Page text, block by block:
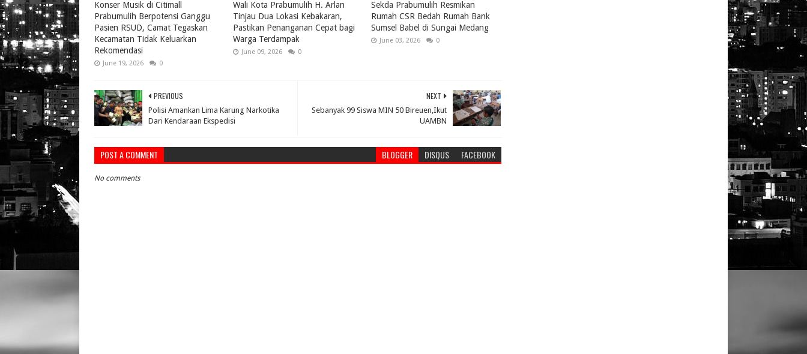
Konser Musik di Citimall
Prabumulih Berpotensi Ganggu
Pasien RSUD, Camat Tegaskan
Kecamatan Tidak Keluarkan
Rekomendasi
June 19, 2026 0
Wali Kota Prabumulih H. Arlan
Tinjau Dua Lokasi Kebakaran,
Pastikan Penanganan Cepat bagi
Warga Terdampak
June 09, 2026 0
Sekda Prabumulih Resmikan
Rumah CSR Bedah Rumah Bank
Sumsel Babel di Sungai Medang
June 03, 2026 0
NEXT
Sebanyak 99 Siswa MIN 50 Bireuen,Ikut
UAMBN
PREVIOUS
Polisi Amankan Lima Karung Narkotika
Dari Kendaraan Ekspedisi
POST A COMMENT BLOGGER DISQUS FACEBOOK
No comments